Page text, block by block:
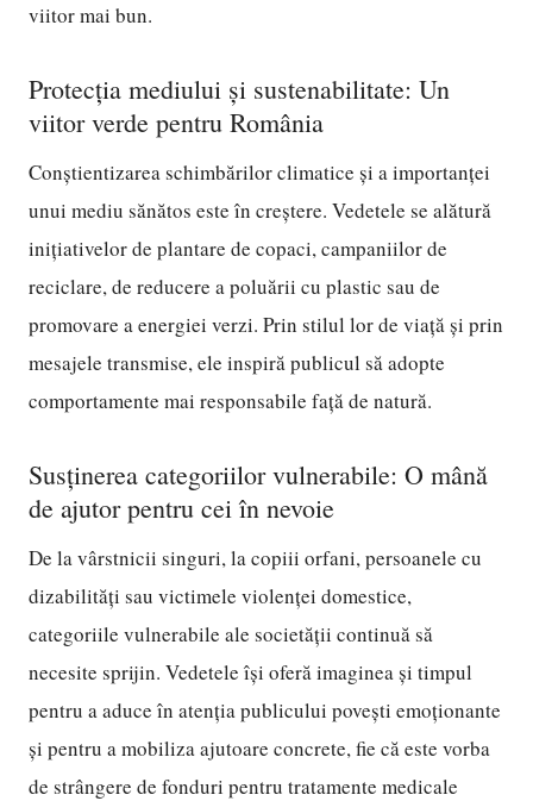
viitor mai bun.
Protecția mediului și sustenabilitate: Un
viitor verde pentru România
Conștientizarea schimbărilor climatice și a importanței
unui mediu sănătos este în creștere. Vedetele se alătură
inițiativelor de plantare de copaci, campaniilor de
reciclare, de reducere a poluării cu plastic sau de
promovare a energiei verzi. Prin stilul lor de viață și prin
mesajele transmise, ele inspiră publicul să adopte
comportamente mai responsabile față de natură.
Susținerea categoriilor vulnerabile: O mână
de ajutor pentru cei în nevoie
De la vârstnicii singuri, la copiii orfani, persoanele cu
dizabilități sau victimele violenței domestice,
categoriile vulnerabile ale societății continuă să
necesite sprijin. Vedetele își oferă imaginea și timpul
pentru a aduce în atenția publicului povești emoționante
și pentru a mobiliza ajutoare concrete, fie că este vorba
de strângere de fonduri pentru tratamente medicale